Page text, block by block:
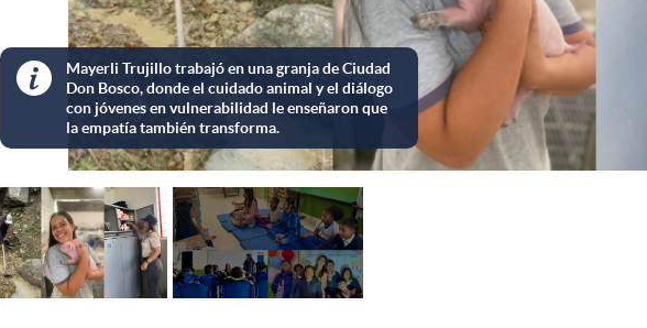
Valentina Vanegas acompañó a niños en Soacha, donde un solo alimento al día enseña
videopodcast sobre salud mental infantil.